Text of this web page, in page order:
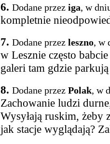
6. Dodane przez iga, w
kompletnie
7. Dodane przez leszno, w
w Lesznie często
galeri tam gdzie
8. Dodane przez Polak, w
Zachowanie ludzi
Wysyłają ruskim, żeby
jak stacje wyglądają?